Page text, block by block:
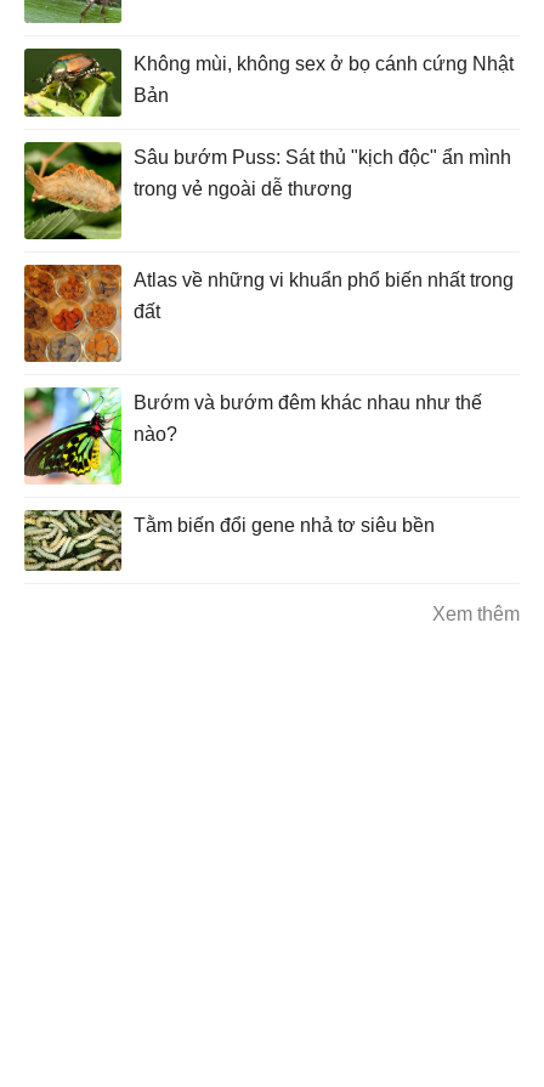
Không mùi, không sex ở bọ cánh cứng Nhật
Bản
Sâu bướm Puss: Sát thủ "kịch độc" ẩn mình
trong vẻ ngoài dễ thương
Atlas về những vi khuẩn phổ biến nhất trong
đất
Bướm và bướm đêm khác nhau như thế
nào?
Tằm biến đổi gene nhả tơ siêu bền
Xem thêm